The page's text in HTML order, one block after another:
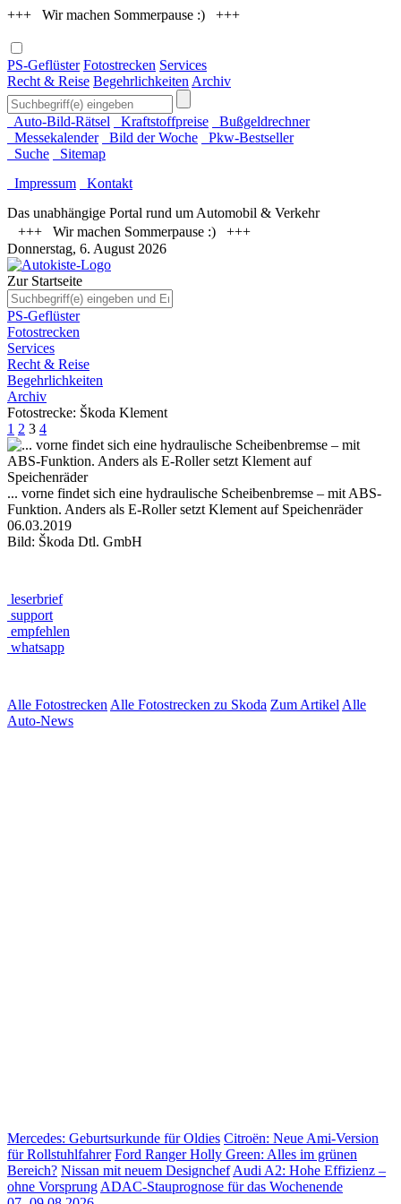
+++ Wir machen Sommerpause :) +++
PS-Geflüster Fotostrecken Services
Recht & Reise Begehrlichkeiten Archiv
Auto-Bild-Rätsel Kraftstoffpreise
Bußgeldrechner
Messekalender
Bild der Woche
Pkw-Bestseller
Suche
Sitemap
Impressum
Kontakt
Das unabhängige Portal rund um Automobil & Verkehr
+++ Wir machen Sommerpause :) +++
Donnerstag, 6. August 2026
Zur Startseite
PS-Geflüster
Fotostrecken
Services
Recht & Reise
Begehrlichkeiten
Archiv
Fotostrecke: Škoda Klement
1 2 3 4
... vorne findet sich eine hydraulische Scheibenbremse – mit ABS-
Funktion. Anders als E-Roller setzt Klement auf Speichenräder
06.03.2019
Bild: Škoda Dtl. GmbH
leserbrief
support
empfehlen
whatsapp
Alle Fotostrecken Alle Fotostrecken zu Skoda Zum Artikel Alle
Auto-News
Mercedes: Geburtsurkunde für Oldies Citroën: Neue Ami-Version
für Rollstuhlfahrer Ford Ranger Holly Green: Alles im grünen
Bereich? Nissan mit neuem Designchef Audi A2: Hohe Effizienz –
ohne Vorsprung ADAC-Stauprognose für das Wochenende